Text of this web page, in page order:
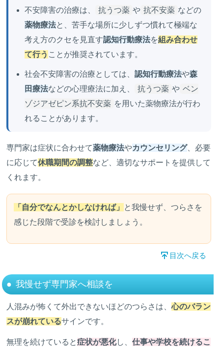
不安障害の治療は、 抗うつ薬 や 抗不安薬 などの
薬物療法と、苦手な場所に少しずつ慣れて極端な
考え方のクセを見直す認知行動療法を組み合わせ
て行う ことが推奨されています。
社会不安障害の治療としては、認知行動療法や森
田療法などの心理療法に加え、 抗うつ薬 や ベン
ゾジアゼピン系抗不安薬 を用いた薬物療法が行わ
れることがあります。
専門家は症状に合わせて薬物療法やカウンセリング、必要
に応じて休職期間の調整など、適切なサポートを提供して
くれます。
「自分でなんとかしなければ」
と我慢せず、つらさを
感じた段階で受診を検討しましょう。
目次へ戻る
我慢せず専門家へ相談を
人混みが怖くて外出できないほどのつらさは、心のバラン
スが崩れているサインです。
無理を続けていると症状が悪化し、仕事や学校を続けるこ